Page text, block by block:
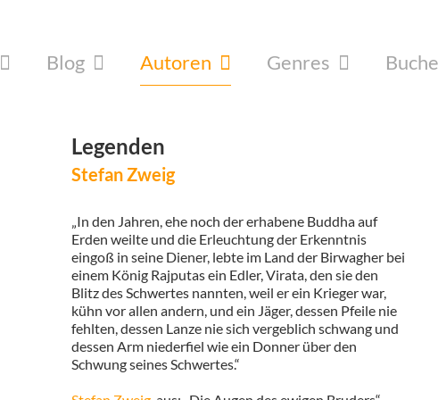
Blog Autoren Genres
Legenden
Stefan Zweig
„In den Jahren, ehe noch der erhabene Buddha auf
Erden weilte und die Erleuchtung der Erkenntnis
eingoß in seine Diener, lebte im Land der Birwagher bei
einem König Rajputas ein Edler, Virata, den sie den
Blitz des Schwertes nannten, weil er ein Krieger war,
kühn vor allen andern, und ein Jäger, dessen Pfeile nie
fehlten, dessen Lanze nie sich vergeblich schwang und
dessen Arm niederfiel wie ein Donner über den
Schwung seines Schwertes.“